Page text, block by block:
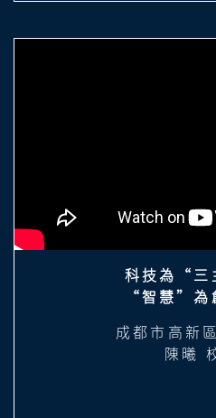
科技為“三
“智慧”為
成都市高新
陳曦